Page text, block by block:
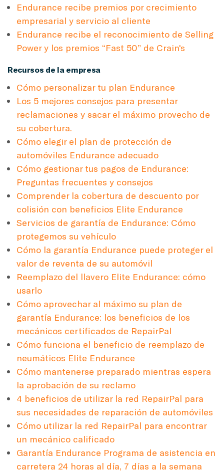
Endurance recibe premios por crecimiento
empresarial y servicio al cliente
Endurance recibe el reconocimiento de Selling
Power y los premios “Fast 50” de Crain's
Recursos de la empresa
Cómo personalizar tu plan Endurance
Los 5 mejores consejos para presentar
reclamaciones y sacar el máximo provecho de
su cobertura.
Cómo elegir el plan de protección de
automóviles Endurance adecuado
Cómo gestionar tus pagos de Endurance:
Preguntas frecuentes y consejos
Comprender la cobertura de descuento por
colisión con beneficios Elite Endurance
Servicios de garantía de Endurance: Cómo
protegemos su vehículo
Cómo la garantía Endurance puede proteger el
valor de reventa de su automóvil
Reemplazo del llavero Elite Endurance: cómo
usarlo
Cómo aprovechar al máximo su plan de
garantía Endurance: los beneficios de los
mecánicos certificados de RepairPal
Cómo funciona el beneficio de reemplazo de
neumáticos Elite Endurance
Cómo mantenerse preparado mientras espera
la aprobación de su reclamo
4 beneficios de utilizar la red RepairPal para
sus necesidades de reparación de automóviles
Cómo utilizar la red RepairPal para encontrar
un mecánico calificado
Garantía Endurance Programa de asistencia en
carretera 24 horas al día, 7 días a la semana